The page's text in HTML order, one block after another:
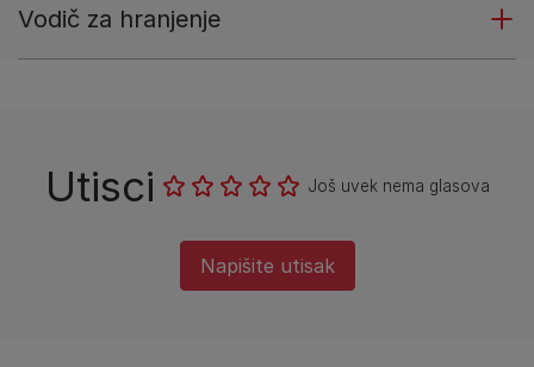
Vodič za hranjenje
Utisci Još uvek nema glasova
Napišite utisak